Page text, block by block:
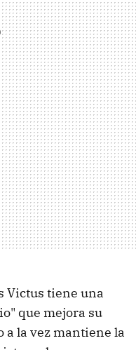
Victus tiene una
que mejora su
a la vez mantiene la